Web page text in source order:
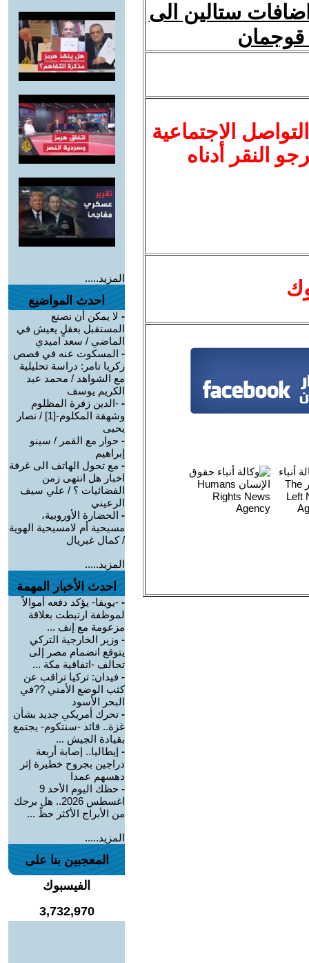
ستالين الى
الاجتماعية
النقر أدناه
المزيد.....
احدث المواضيع
- لا يمكن أن نصنع
المستقبل بعقلٍ يعيش في
الماضي / سعد اميدي
- المسكوت عنه في قصص
زكريا تامر: دراسة تحليلية
مع الشواهد / محمد عبد
الكريم يوسف
- -الدين زفرة المظلوم
وشهقة المكلوم-[1] / نصار
يحيى
- حوار مع القمر / سينو
إبراهيم
- مع تحول الهاتف الى غرفة
اخبار هل انتهى زمن
الفضائيات ؟ / علي سيف
الرعيني
- الحضارة الأوروبية،
مسيحية أم لامسيحية الهوية
/ كمال غبريال
المزيد.....
احدث الأخبار المهمة
- -يويفا- يؤكد دفعه أموالاً
لموظفة ارتبطت بعلاقة
مزعومة مع إنف ...
- وزير الخارجية التركي
يتوقع انضمام مصر إلى
تحالف -اتفاقية مكة ...
- فيدان: تركيا تراقب عن
كثب الوضع الأمني ??في
البحر الأسود
- تحرك أمريكي جديد بشأن
غزة.. قائد -سنتكوم- يجتمع
بقيادة الجيش ...
- إيطاليا.. إصابة أربعة
دراجين بجروح خطيرة إثر
دهسهم عمدا
-
حظك اليوم الأحد 9
اغسطس 2026.. هل برجك
من الأبراج الأكثر حظً ...
المزيد.....
المعجبين بنا على
الفيسبوك
3,732,970